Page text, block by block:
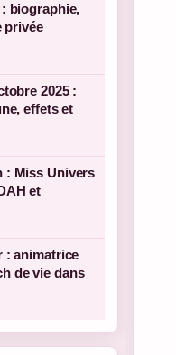
biographie,
privée
2025 :
effets et
: Miss Univers
et
: animatrice
de vie dans